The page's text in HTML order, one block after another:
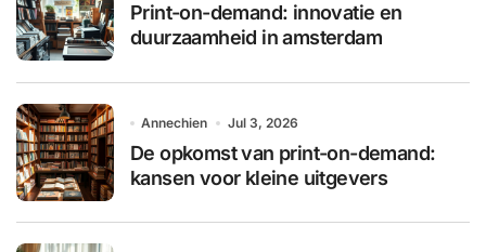
Print-on-demand: innovatie en
duurzaamheid in amsterdam
Annechien Jul 3, 2026
De opkomst van print-on-demand:
kansen voor kleine uitgevers